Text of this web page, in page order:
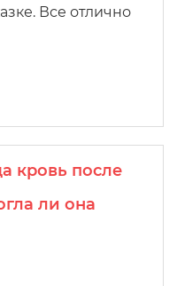
Все отлично
кровь после
ли она